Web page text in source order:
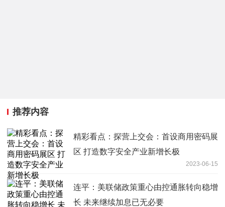
推荐内容
精彩看点：探营上交会：首设商用密码展
区 打造数字安全产业新增长极
2023-06-15
连平：美联储政策重心由控通胀转向稳增
长 未来继续加息已无必要